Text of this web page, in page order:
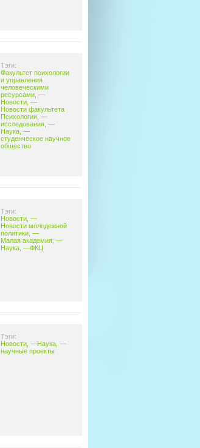
Тэги:
Факультет психологии
и управления
человеческими
ресурсами, —
Новости, —
Новости факультета
Психологии, —
исследования, —
Наука, —
студенческое научное
общество
Тэги:
Новости, —
Новости молодежной
политики, —
Малая академия, —
Наука, —ФКЦ
Тэги:
Новости, —Наука, —
научные проекты